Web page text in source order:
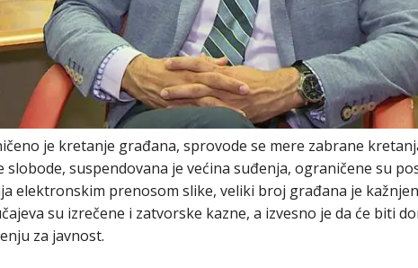
je kretanje građana, sprovode se mere zabrane
suspendovana je većina suđenja, ograničene su
elektronskim prenosom slike, veliki broj građana je
su izrečene i zatvorske kazne, a izvesno je da će biti
za javnost.